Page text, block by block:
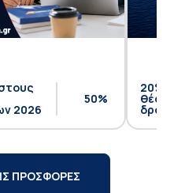
2026
50%
20%
θέση
ΠΡΟΣΦΟΡΕΣ